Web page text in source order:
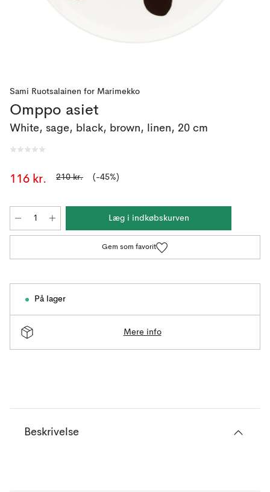
Sami Ruotsalainen for Marimekko
Omppo asiet
White, sage, black, brown, linen, 20 cm
116 kr. 210 kr. (-45%)
Læg i indkøbskurven
Gem som favorit
På lager
Mere info
Beskrivelse